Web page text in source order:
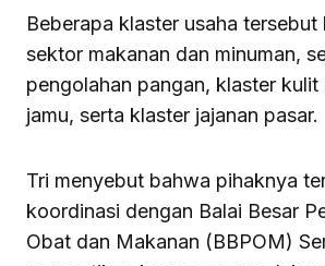
Beberapa klaster usaha
sektor makanan dan minuman,
pengolahan pangan, klaster kulit
jamu, serta klaster jajanan pasar.
Tri menyebut bahwa pihaknya
koordinasi dengan Balai Besar
Obat dan Makanan (BBPOM)